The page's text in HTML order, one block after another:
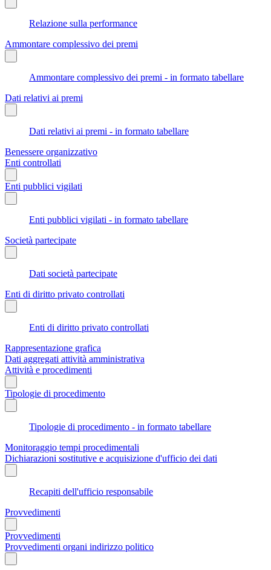
Relazione sulla performance
Ammontare complessivo dei premi
Ammontare complessivo dei premi - in formato tabellare
Dati relativi ai premi
Dati relativi ai premi - in formato tabellare
Benessere organizzativo
Enti controllati
Enti pubblici vigilati
Enti pubblici vigilati - in formato tabellare
Società partecipate
Dati società partecipate
Enti di diritto privato controllati
Enti di diritto privato controllati
Rappresentazione grafica
Dati aggregati attività amministrativa
Attività e procedimenti
Tipologie di procedimento
Tipologie di procedimento - in formato tabellare
Monitoraggio tempi procedimentali
Dichiarazioni sostitutive e acquisizione d'ufficio dei dati
Recapiti dell'ufficio responsabile
Provvedimenti
Provvedimenti
Provvedimenti organi indirizzo politico